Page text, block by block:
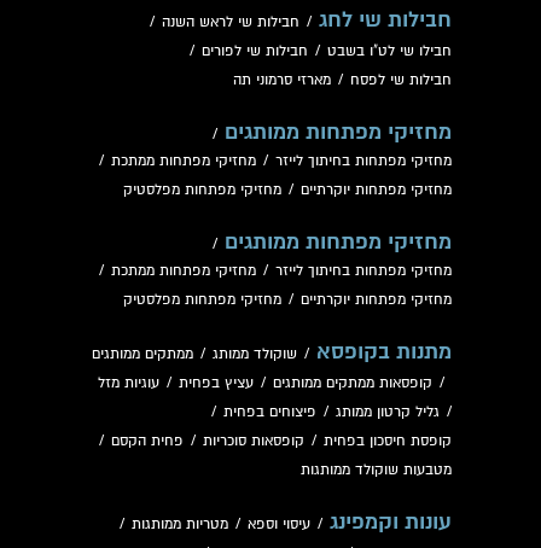
חבילות שי לחג / חבילות שי לראש השנה /
חבילו שי לט"ו בשבט / חבילות שי לפורים /
חבילות שי לפסח / מארזי סרמוני תה
מחזיקי מפתחות ממותגים /
מחזיקי מפתחות בחיתוך לייזר / מחזיקי מפתחות ממתכת /
מחזיקי מפתחות יוקרתיים / מחזיקי מפתחות מפלסטיק
מחזיקי מפתחות ממותגים /
מחזיקי מפתחות בחיתוך לייזר / מחזיקי מפתחות ממתכת /
מחזיקי מפתחות יוקרתיים / מחזיקי מפתחות מפלסטיק
מתנות בקופסא / שוקולד ממותג / ממתקים ממותגים
/ קופסאות ממתקים ממותגים / עציץ בפחית / עוגיות מזל
/ גליל קרטון ממותג / פיצוחים בפחית /
קופסת חיסכון בפחית / קופסאות סוכריות / פחית הקסם /
מטבעות שוקולד ממותגות
עונות וקמפינג / עיסוי וספא / מטריות ממותגות /